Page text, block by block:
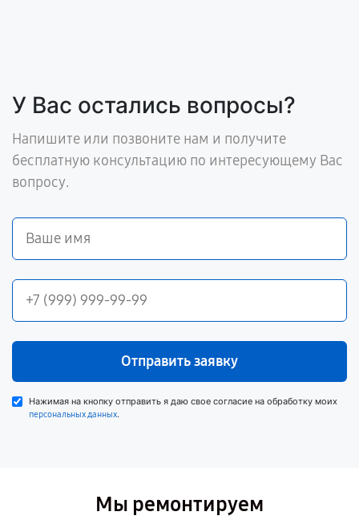
У Вас остались вопросы?
Напишите или позвоните нам и получите
бесплатную консультацию по интересующему Вас
вопросу.
Отправить заявку
Нажимая на кнопку отправить я даю свое согласие на обработку моих
персональных данных.
Мы ремонтируем